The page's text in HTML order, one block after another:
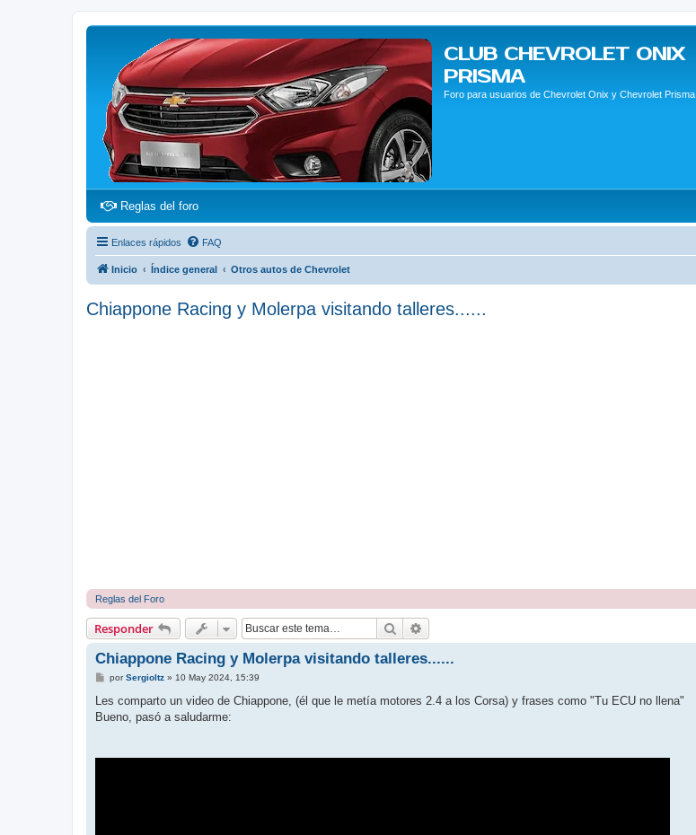
CLUB CHEVROLET ONIX
PRISMA
Foro para usuarios de Chevrolet Onix y Chevrolet Prisma
Reglas del foro(Opens a new tab)
Enlaces rápidos FAQ
Inicio Índice general Otros autos de Chevrolet
Chiappone Racing y Molerpa visitando talleres......
Reglas del Foro
Responder Buscar
Chiappone Racing y Molerpa visitando talleres......
M
n
a
porSergioltz» 10 May 2024, 15:39
Les comparto un video de Chiappone, (él que le metía motores 2.4 a los Corsa) y frases como "Tu ECU no llena"
Bueno, pasó a saludarme: